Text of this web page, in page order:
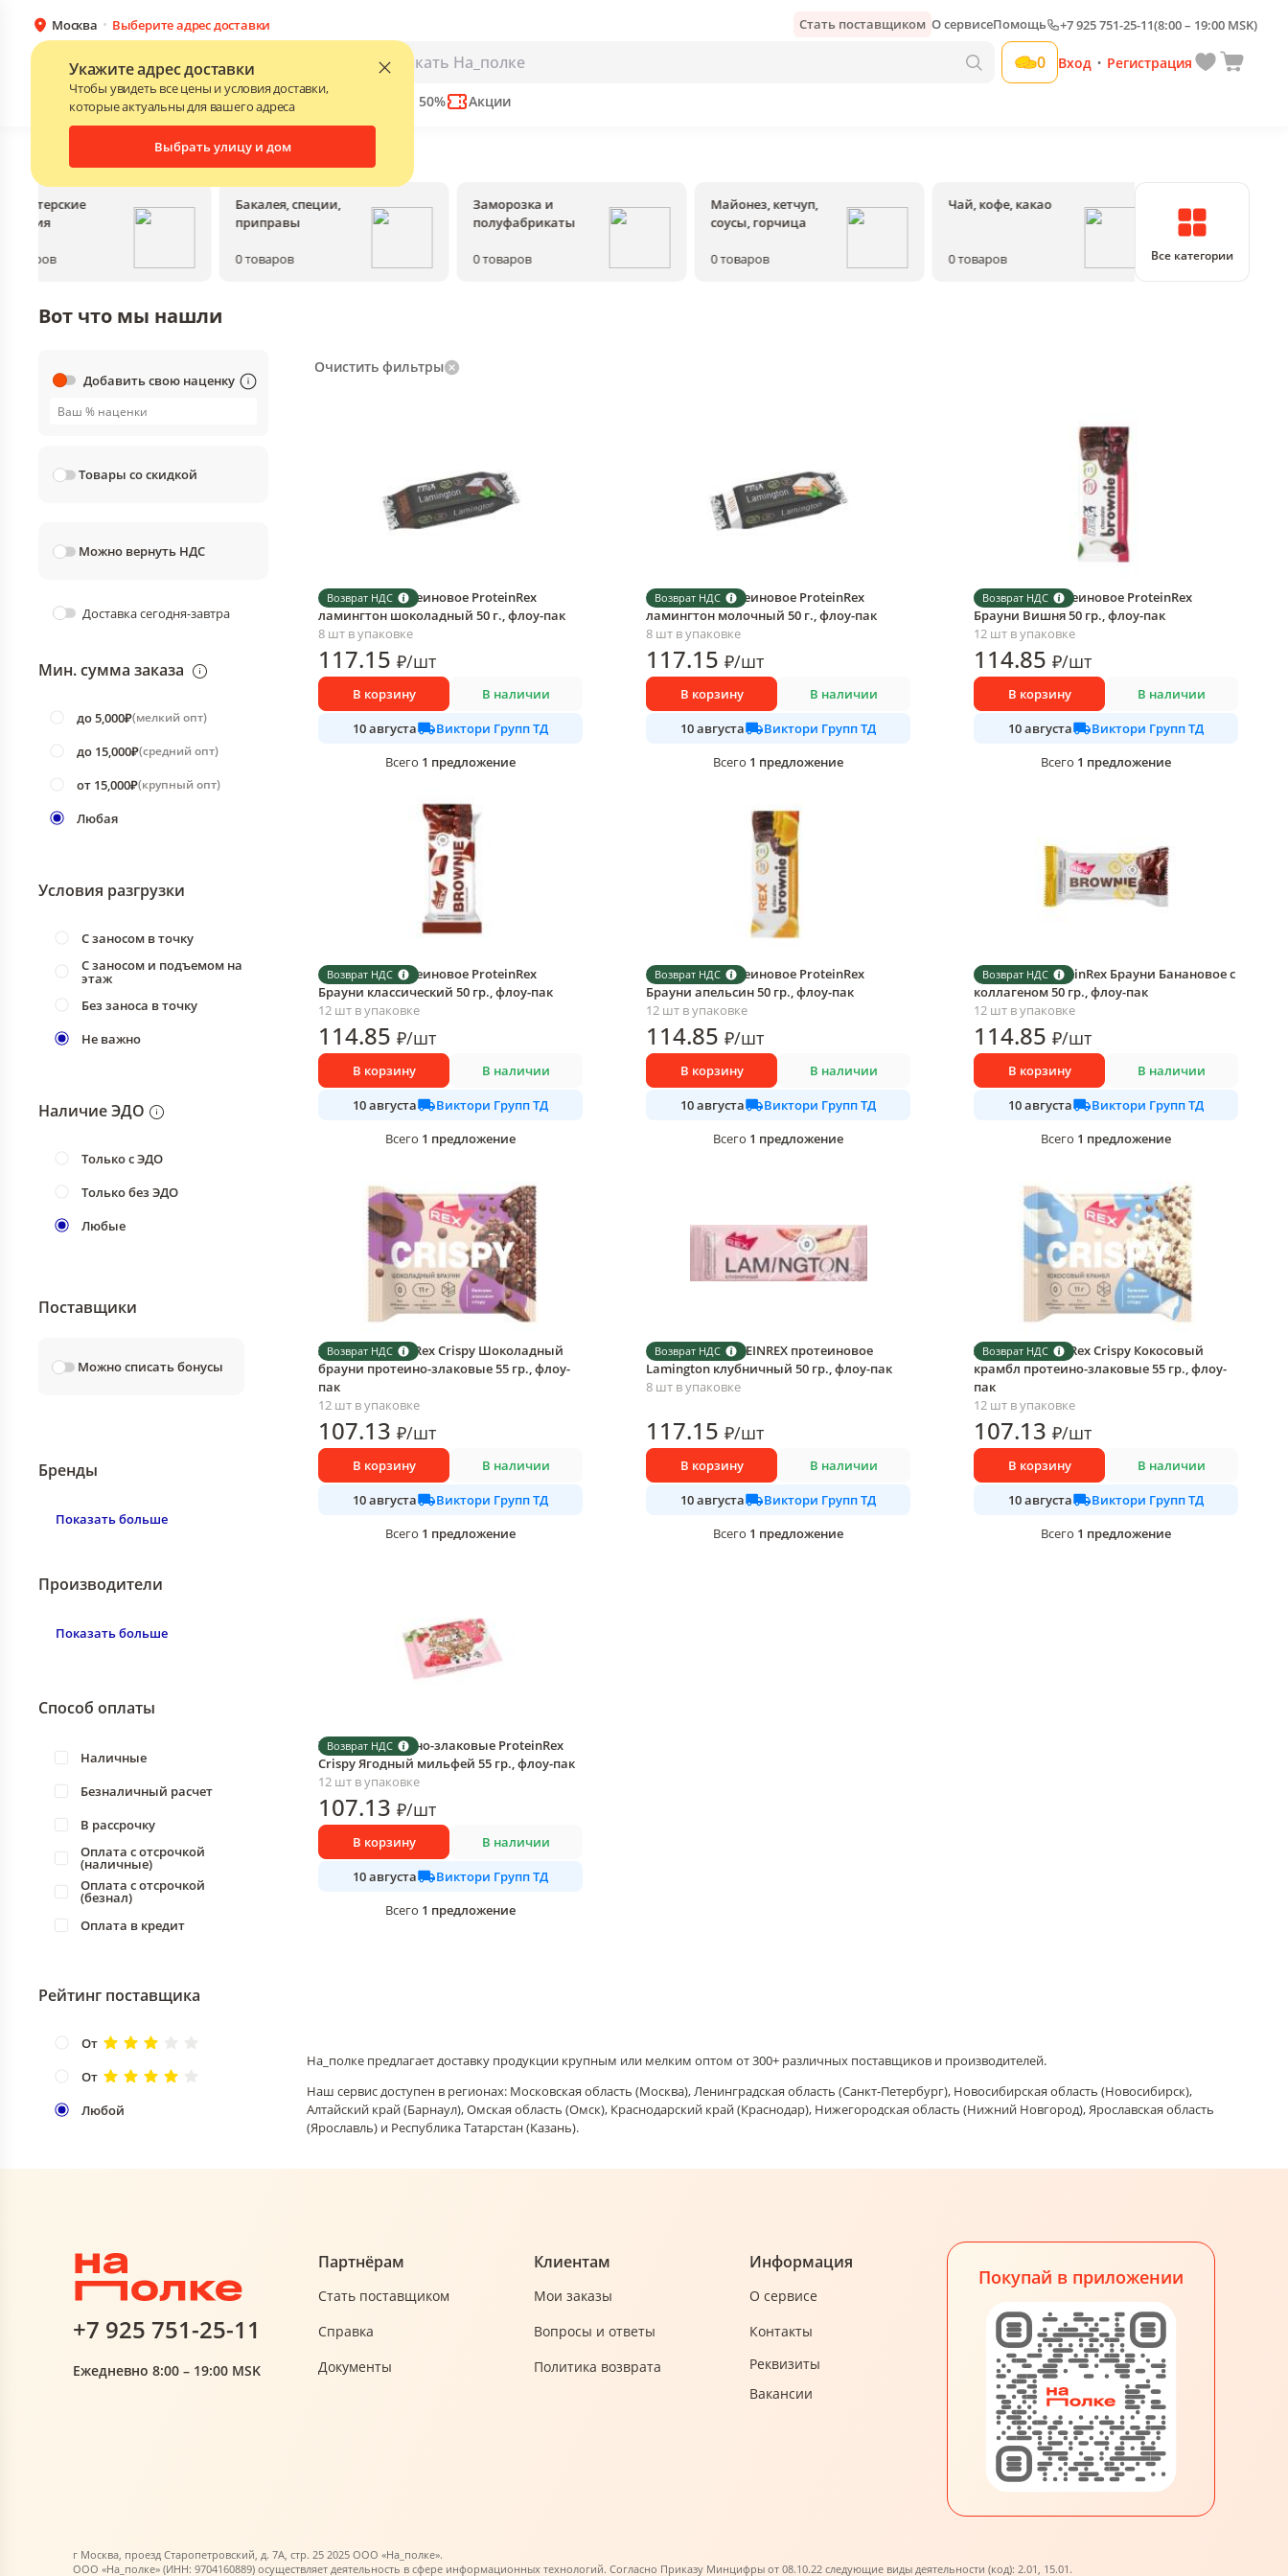
Москва Выберите адрес доставки
Укажите адрес доставки
Чтобы увидеть все цены и условия доставки,
которые актуальны для вашего адреса
Выбрать улицу и дом
Стать поставщиком О сервисеПомощь +7 925 751-25-11(8:00 – 19:00 MSK)
Каталог 0 Вход • Регистрация
БрендыПрайс-листы поставщиков Скидки до 50% Акции
Каталог
товаров
Бакалея, специи,
приправы
0товаров
Заморозка и
полуфабрикаты
0товаров
Майонез, кетчуп,
соусы, горчица
0товаров
Чай, кофе, какао
0товаров
Соки, воды,
0товаров
Все категории
Вот что мы нашли
Добавить свою наценку
Товары со скидкой
Можно вернуть НДС
Доставка сегодня-завтра
Мин. сумма заказа
до 5,000₽(мелкий опт)
до 15,000₽(средний опт)
от 15,000₽(крупный опт)
Любая
Условия разгрузки
С заносом в точку
С заносом и подъемом на
этаж
Без заноса в точку
Не важно
Наличие ЭДО
Только с ЭДО
Только без ЭДО
Любые
Поставщики
Можно списать бонусы
Бренды
Показать больше
Производители
Показать больше
Способ оплаты
Наличные
Безналичный расчет
В рассрочку
Оплата с отсрочкой
(наличные)
Оплата с отсрочкой
(безнал)
Оплата в кредит
Рейтинг поставщика
От
От
Любой
Очистить фильтры
Возврат НДС
Пирожное протеиновое ProteinRex
ламингтон шоколадный 50 г., флоу-пак
8 шт в упаковке
117.15 ₽/шт
В корзину В наличии
10 августа
Виктори Групп ТД
Всего 1 предложение
Возврат НДС
Пирожное протеиновое ProteinRex
ламингтон молочный 50 г., флоу-пак
8 шт в упаковке
117.15 ₽/шт
В корзину В наличии
10 августа
Виктори Групп ТД
Всего 1 предложение
Возврат НДС
Пирожное протеиновое ProteinRex
Брауни Вишня 50 гр., флоу-пак
12 шт в упаковке
114.85 ₽/шт
В корзину В наличии
10 августа
Виктори Групп ТД
Всего 1 предложение
Возврат НДС
Пирожное протеиновое ProteinRex
Брауни классический 50 гр., флоу-пак
12 шт в упаковке
114.85 ₽/шт
В корзину В наличии
10 августа
Виктори Групп ТД
Всего 1 предложение
Возврат НДС
Пирожное протеиновое ProteinRex
Брауни апельсин 50 гр., флоу-пак
12 шт в упаковке
114.85 ₽/шт
В корзину В наличии
10 августа
Виктори Групп ТД
Всего 1 предложение
Возврат НДС
Пирожное ProteinRex Брауни Банановое с
коллагеном 50 гр., флоу-пак
12 шт в упаковке
114.85 ₽/шт
В корзину В наличии
10 августа
Виктори Групп ТД
Всего 1 предложение
Возврат НДС
Хлебцы ProteinRex Crispy Шоколадный
брауни протеино-злаковые 55 гр., флоу-
пак
12 шт в упаковке
107.13 ₽/шт
В корзину В наличии
10 августа
Виктори Групп ТД
Всего 1 предложение
Возврат НДС
Пирожное PROTEINREX протеиновое
Lamington клубничный 50 гр., флоу-пак
8 шт в упаковке
117.15 ₽/шт
В корзину В наличии
10 августа
Виктори Групп ТД
Всего 1 предложение
Возврат НДС
Хлебцы ProteinRex Crispy Кокосовый
крамбл протеино-злаковые 55 гр., флоу-
пак
12 шт в упаковке
107.13 ₽/шт
В корзину В наличии
10 августа
Виктори Групп ТД
Всего 1 предложение
Возврат НДС
Хлебцы протеино-злаковые ProteinRex
Crispy Ягодный мильфей 55 гр., флоу-пак
12 шт в упаковке
107.13 ₽/шт
В корзину В наличии
10 августа
Виктори Групп ТД
Всего 1 предложение
На_полке предлагает доставку продукции крупным или мелким оптом от 300+ различных поставщиков и производителей.
Наш сервис доступен в регионах: Московская область (Москва), Ленинградская область (Санкт-Петербург), Новосибирская область (Новосибирск),
Алтайский край (Барнаул), Омская область (Омск), Краснодарский край (Краснодар), Нижегородская область (Нижний Новгород), Ярославская область
(Ярославль) и Республика Татарстан (Казань).
+7 925 751-25-11
Ежедневно 8:00 – 19:00 MSK
Партнёрам
Стать поставщиком
Справка
Документы
Клиентам
Мои заказы
Вопросы и ответы
Политика возврата
Информация
О сервисе
Контакты
Реквизиты
Вакансии
Покупай в приложении
г Москва, проезд Старопетровский, д. 7А, стр. 25 2025 ООО «На_полке».
ООО «На_полке» (ИНН: 9704160889) осуществляет деятельность в сфере информационных технологий. Согласно Приказу Минцифры от 08.10.22 следующие виды деятельности (код): 2.01, 15.01.